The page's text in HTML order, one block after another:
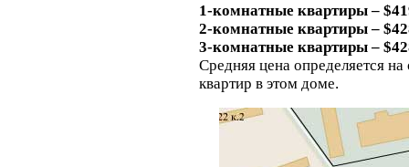
1-комнатные квартиры –
2-комнатные квартиры –
3-комнатные квартиры –
Средняя цена определяется
квартир в этом доме.